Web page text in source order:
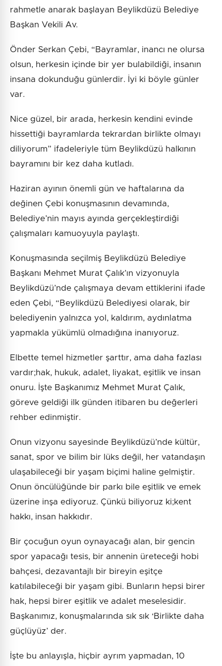
rahmetle anarak başlayan Beylikdüzü Belediye
Başkan Vekili Av.
Önder Serkan Çebi, “Bayramlar, inancı ne olursa
olsun, herkesin içinde bir yer bulabildiği, insanın
insana dokunduğu günlerdir. İyi ki böyle günler
var.
Nice güzel, bir arada, herkesin kendini evinde
hissettiği bayramlarda tekrardan birlikte olmayı
diliyorum” ifadeleriyle tüm Beylikdüzü halkının
bayramını bir kez daha kutladı.
Haziran ayının önemli gün ve haftalarına da
değinen Çebi konuşmasının devamında,
Belediye’nin mayıs ayında gerçekleştirdiği
çalışmaları kamuoyuyla paylaştı.
Konuşmasında seçilmiş Beylikdüzü Belediye
Başkanı Mehmet Murat Çalık’ın vizyonuyla
Beylikdüzü’nde çalışmaya devam ettiklerini ifade
eden Çebi, “Beylikdüzü Belediyesi olarak, bir
belediyenin yalnızca yol, kaldırım, aydınlatma
yapmakla yükümlü olmadığına inanıyoruz.
Elbette temel hizmetler şarttır, ama daha fazlası
vardır;hak, hukuk, adalet, liyakat, eşitlik ve insan
onuru. İşte Başkanımız Mehmet Murat Çalık,
göreve geldiği ilk günden itibaren bu değerleri
rehber edinmiştir.
Onun vizyonu sayesinde Beylikdüzü’nde kültür,
sanat, spor ve bilim bir lüks değil, her vatandaşın
ulaşabileceği bir yaşam biçimi haline gelmiştir.
Onun öncülüğünde bir parkı bile eşitlik ve emek
üzerine inşa ediyoruz. Çünkü biliyoruz ki;kent
hakkı, insan hakkıdır.
Bir çocuğun oyun oynayacağı alan, bir gencin
spor yapacağı tesis, bir annenin üreteceği hobi
bahçesi, dezavantajlı bir bireyin eşitçe
katılabileceği bir yaşam gibi. Bunların hepsi birer
hak, hepsi birer eşitlik ve adalet meselesidir.
Başkanımız, konuşmalarında sık sık ‘Birlikte daha
güçlüyüz’ der.
İşte bu anlayışla, hiçbir ayrım yapmadan, 10